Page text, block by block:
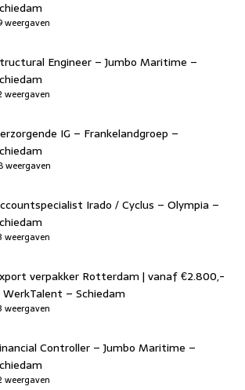
weergaven
Engineer – Jumbo Maritime –
weergaven
IG – Frankelandgroep –
weergaven
Irado / Cyclus – Olympia –
weergaven
verpakker Rotterdam | vanaf €2.800,-
WerkTalent – Schiedam
weergaven
Controller – Jumbo Maritime –
weergaven